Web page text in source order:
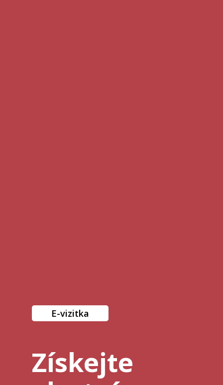
E-vizitka
ZískejteFAQ